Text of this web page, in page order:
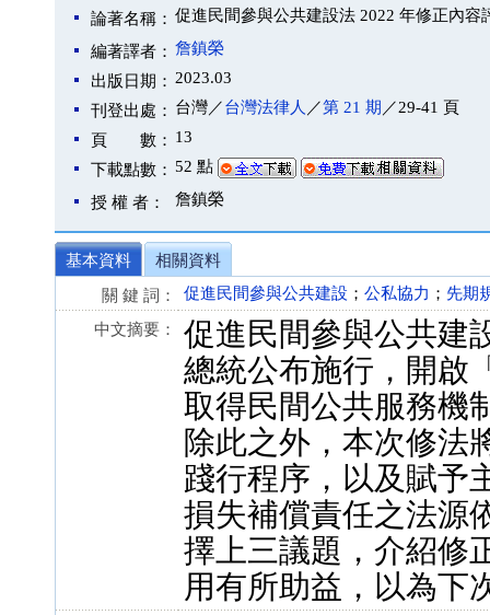
論著名稱： 促進民間參與公共建設法 2022 年修正內容
編著譯者： 詹鎮榮
出版日期： 2023.03
刊登出處： 台灣／台灣法律人 ／第 21 期 ／29-41 頁
頁 數： 13
下載點數： 52 點
授 權 者： 詹鎮榮
基本資料
相關資料
關 鍵 詞：
促進民間參與公共建設 ； 公私協力 ； 先期
中文摘要：
促進民間參與公共建
總統公布施行，開啟
取得民間公共服務機
除此之外，本次修法
踐行程序，以及賦予
損失補償責任之法源
擇上三議題，介紹修
用有所助益，以為下